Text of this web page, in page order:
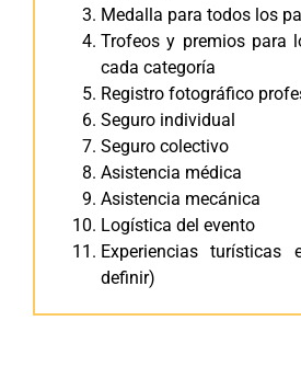
Medalla para todos los
Trofeos y premios para
cada categoría
Registro fotográfico
Seguro individual
Seguro colectivo
Asistencia médica
Asistencia mecánica
Logística del evento
Experiencias turísticas
definir)